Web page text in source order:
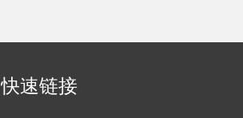
快速链接